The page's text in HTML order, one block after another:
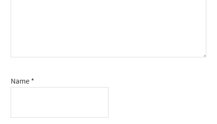
Name *